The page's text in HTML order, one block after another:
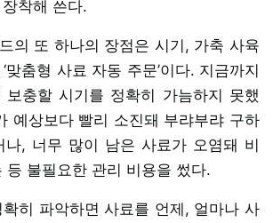
착해 쓴다.
의 또 하나의 장점은 시기, 가축 사육
맞춤형 사료 자동 주문’이다. 지금까지
보충할 시기를 정확히 가늠하지 못했
예상보다 빨리 소진돼 부랴부랴 구하
나, 너무 많이 남은 사료가 오염돼 비
등 불필요한 관리 비용을 썼다.
히 파악하면 사료를 언제, 얼마나 사